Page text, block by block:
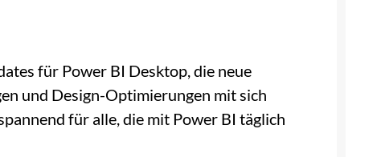
für Power BI Desktop, die neue
und Design-Optimierungen mit sich
für alle, die mit Power BI täglich